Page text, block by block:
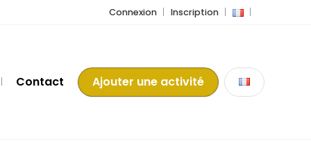
Connexion Inscription
Contact Ajouter une activité